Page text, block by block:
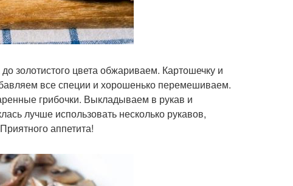
золотистого цвета обжариваем. Картошечку и
все специи и хорошенько перемешиваем.
грибочки. Выкладываем в рукав и
лучше использовать несколько рукавов,
аппетита!